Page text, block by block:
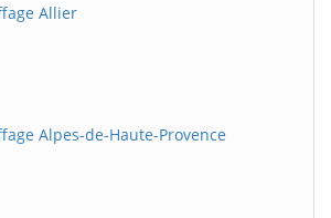
Allier
Alpes-de-Haute-Provence